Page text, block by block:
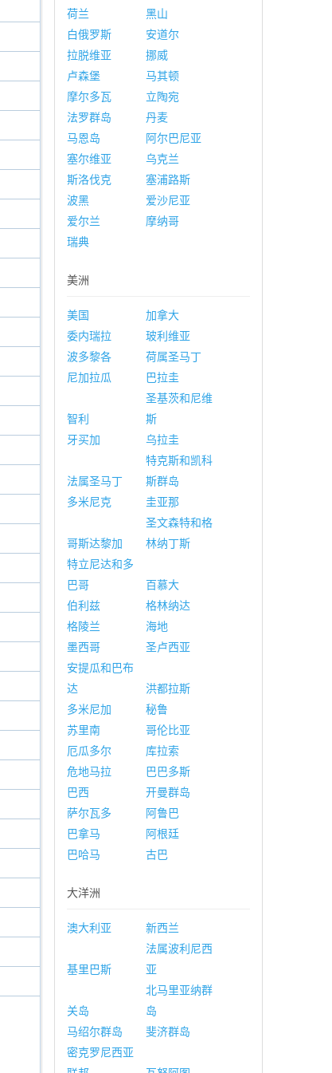
荷兰
黑山
白俄罗斯
安道尔
拉脱维亚
挪威
卢森堡
马其顿
摩尔多瓦
立陶宛
法罗群岛
丹麦
马恩岛
阿尔巴尼亚
塞尔维亚
乌克兰
斯洛伐克
塞浦路斯
波黑
爱沙尼亚
爱尔兰
摩纳哥
瑞典
美洲
美国
加拿大
委内瑞拉
玻利维亚
波多黎各
荷属圣马丁
尼加拉瓜
巴拉圭
智利
圣基茨和尼维
斯
牙买加
乌拉圭
法属圣马丁
特克斯和凯科
斯群岛
多米尼克
圭亚那
哥斯达黎加
圣文森特和格
林纳丁斯
特立尼达和多
巴哥
百慕大
伯利兹
格林纳达
格陵兰
海地
墨西哥
圣卢西亚
安提瓜和巴布
达
洪都拉斯
多米尼加
秘鲁
苏里南
哥伦比亚
厄瓜多尔
库拉索
危地马拉
巴巴多斯
巴西
开曼群岛
萨尔瓦多
阿鲁巴
巴拿马
阿根廷
巴哈马
古巴
大洋洲
澳大利亚 新西兰
基里巴斯
法属波利尼西
亚
关岛
北马里亚纳群
岛
马绍尔群岛
斐济群岛
密克罗尼西亚